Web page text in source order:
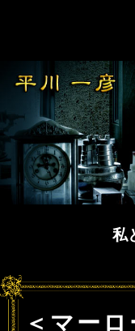
私
＜マー